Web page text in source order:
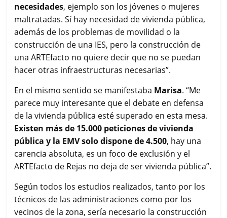
necesidades, ejemplo son los jóvenes o mujeres
maltratadas. Sí hay necesidad de vivienda pública,
además de los problemas de movilidad o la
construcción de una IES, pero la construcción de
una ARTEfacto no quiere decir que no se puedan
hacer otras infraestructuras necesarias”.
En el mismo sentido se manifestaba Marisa. “Me
parece muy interesante que el debate en defensa
de la vivienda pública esté superado en esta mesa.
Existen más de 15.000 peticiones de vivienda
pública y la EMV solo dispone de 4.500, hay una
carencia absoluta, es un foco de exclusión y el
ARTEfacto de Rejas no deja de ser vivienda pública”.
Según todos los estudios realizados, tanto por los
técnicos de las administraciones como por los
vecinos de la zona, sería necesario la construcción